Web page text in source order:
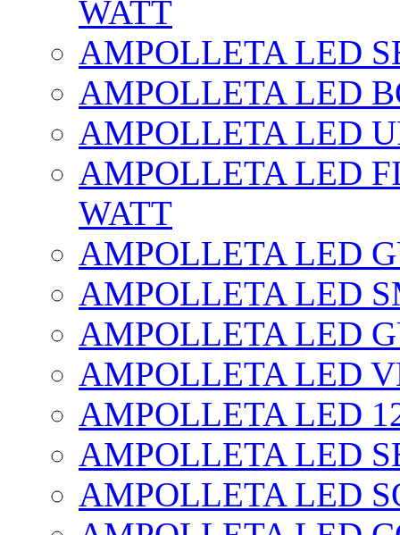
WATT
AMPOLLETA LED
AMPOLLETA LED
AMPOLLETA LED
AMPOLLETA LED
WATT
AMPOLLETA LED
AMPOLLETA LED
AMPOLLETA LED
AMPOLLETA LED
AMPOLLETA LED
AMPOLLETA LED
AMPOLLETA LED